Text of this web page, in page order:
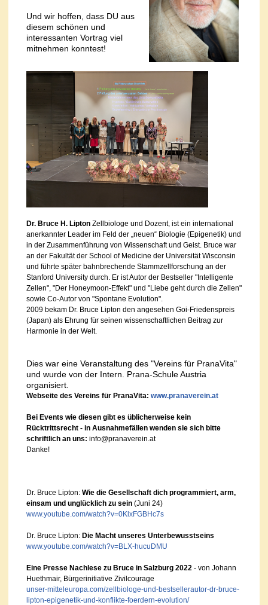
Und wir hoffen, dass DU aus
diesem schönen und
interessanten Vortrag viel
mitnehmen konntest!
Dr. Bruce H. Lipton Zellbiologe und Dozent, ist ein international
anerkannter Leader im Feld der „neuen“ Biologie (Epigenetik) und
in der Zusammenführung von Wissenschaft und Geist. Bruce war
an der Fakultät der School of Medicine der Universität Wisconsin
und führte später bahnbrechende Stammzellforschung an der
Stanford University durch. Er ist Autor der Bestseller "Intelligente
Zellen", "Der Honeymoon-Effekt" und "Liebe geht durch die Zellen"
sowie Co-Autor von "Spontane Evolution".
2009 bekam Dr. Bruce Lipton den angesehen Goi-Friedenspreis
(Japan) als Ehrung für seinen wissenschaftlichen Beitrag zur
Harmonie in der Welt.
Dies war eine Veranstaltung des "Vereins für PranaVita"
und wurde von der Intern. Prana-Schule Austria
organisiert.
Webseite des Vereins für PranaVita: www.pranaverein.at
Bei Events wie diesen gibt es üblicherweise kein
Rücktrittsrecht - in Ausnahmefällen wenden sie sich bitte
schriftlich an uns: info@pranaverein.at
Danke!
Dr. Bruce Lipton: Wie die Gesellschaft dich programmiert, arm,
einsam und unglücklich zu sein (Juni 24)
www.youtube.com/watch?v=0KlxFGBHc7s
Dr. Bruce Lipton: Die Macht unseres Unterbewusstseins
www.youtube.com/watch?v=BLX-hucuDMU
Eine Presse Nachlese zu Bruce in Salzburg 2022 - von Johann
Huethmair, Bürgerinitiative Zivilcourage
unser-mitteleuropa.com/zellbiologe-und-bestsellerautor-dr-bruce-
lipton-epigenetik-und-konflikte-foerdern-evolution/